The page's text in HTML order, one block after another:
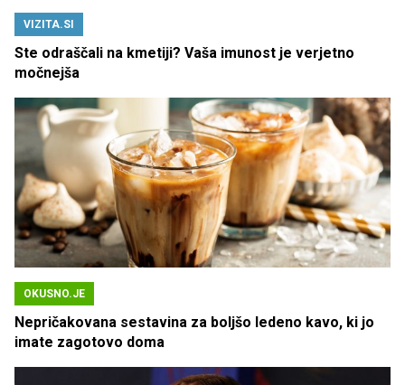
VIZITA.SI
Ste odraščali na kmetiji? Vaša imunost je verjetno
močnejša
OKUSNO.JE
Nepričakovana sestavina za boljšo ledeno kavo, ki jo
imate zagotovo doma